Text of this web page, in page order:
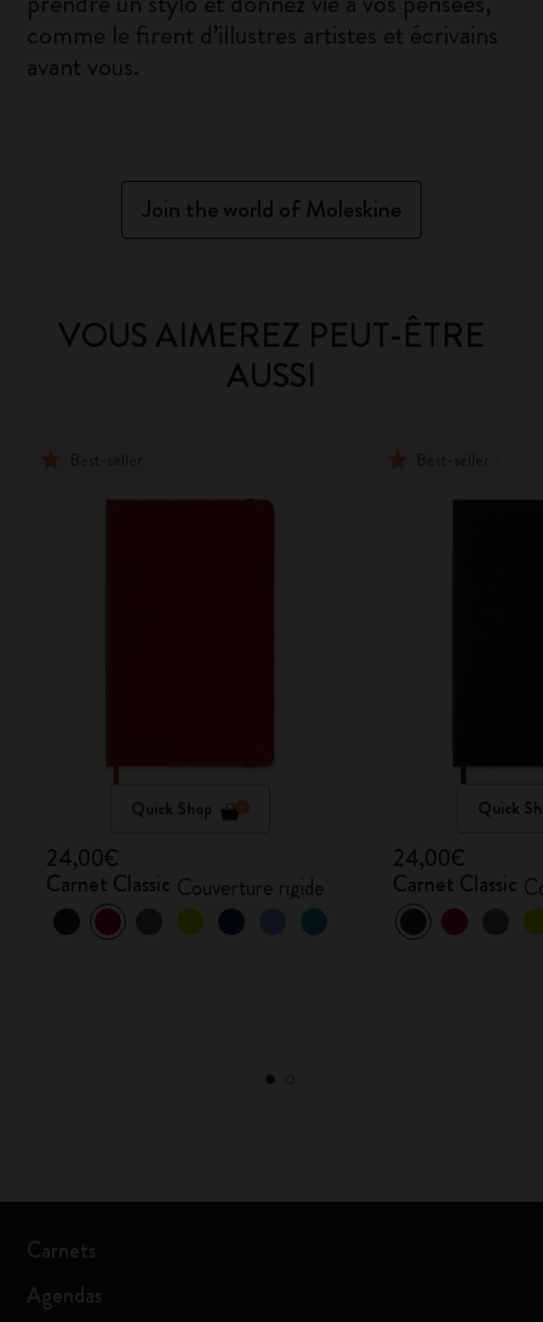
comme le firent d’illustres artistes et écrivains
avant vous.
Join the world of Moleskine
VOUS AIMEREZ PEUT-ÊTRE
AUSSI
Quick Shop
24,00€
Carnet Classic Couverture rigide
Quick
24,00€
Carnet Classic
Carnets
Agendas